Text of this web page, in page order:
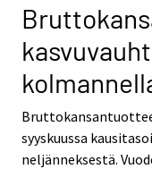
syyskuussa
neljänneksestä.